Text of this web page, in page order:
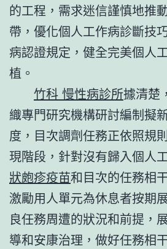
的工程，需求迷信謹慎地推
帶，優化個人工作病診斷技
病認證規定，健全完美個人
植。
竹科 慢性病診所據清楚
織專門研究機構研討編制擬
度，目次調劑任務正依照規
現階段，針對沒有歸入個人
狀皰疹疫苗和目次的任務相
激勵用人單元為休息者按期
良任務周遭的狀況和前提，
導和安康治理，做好任務相